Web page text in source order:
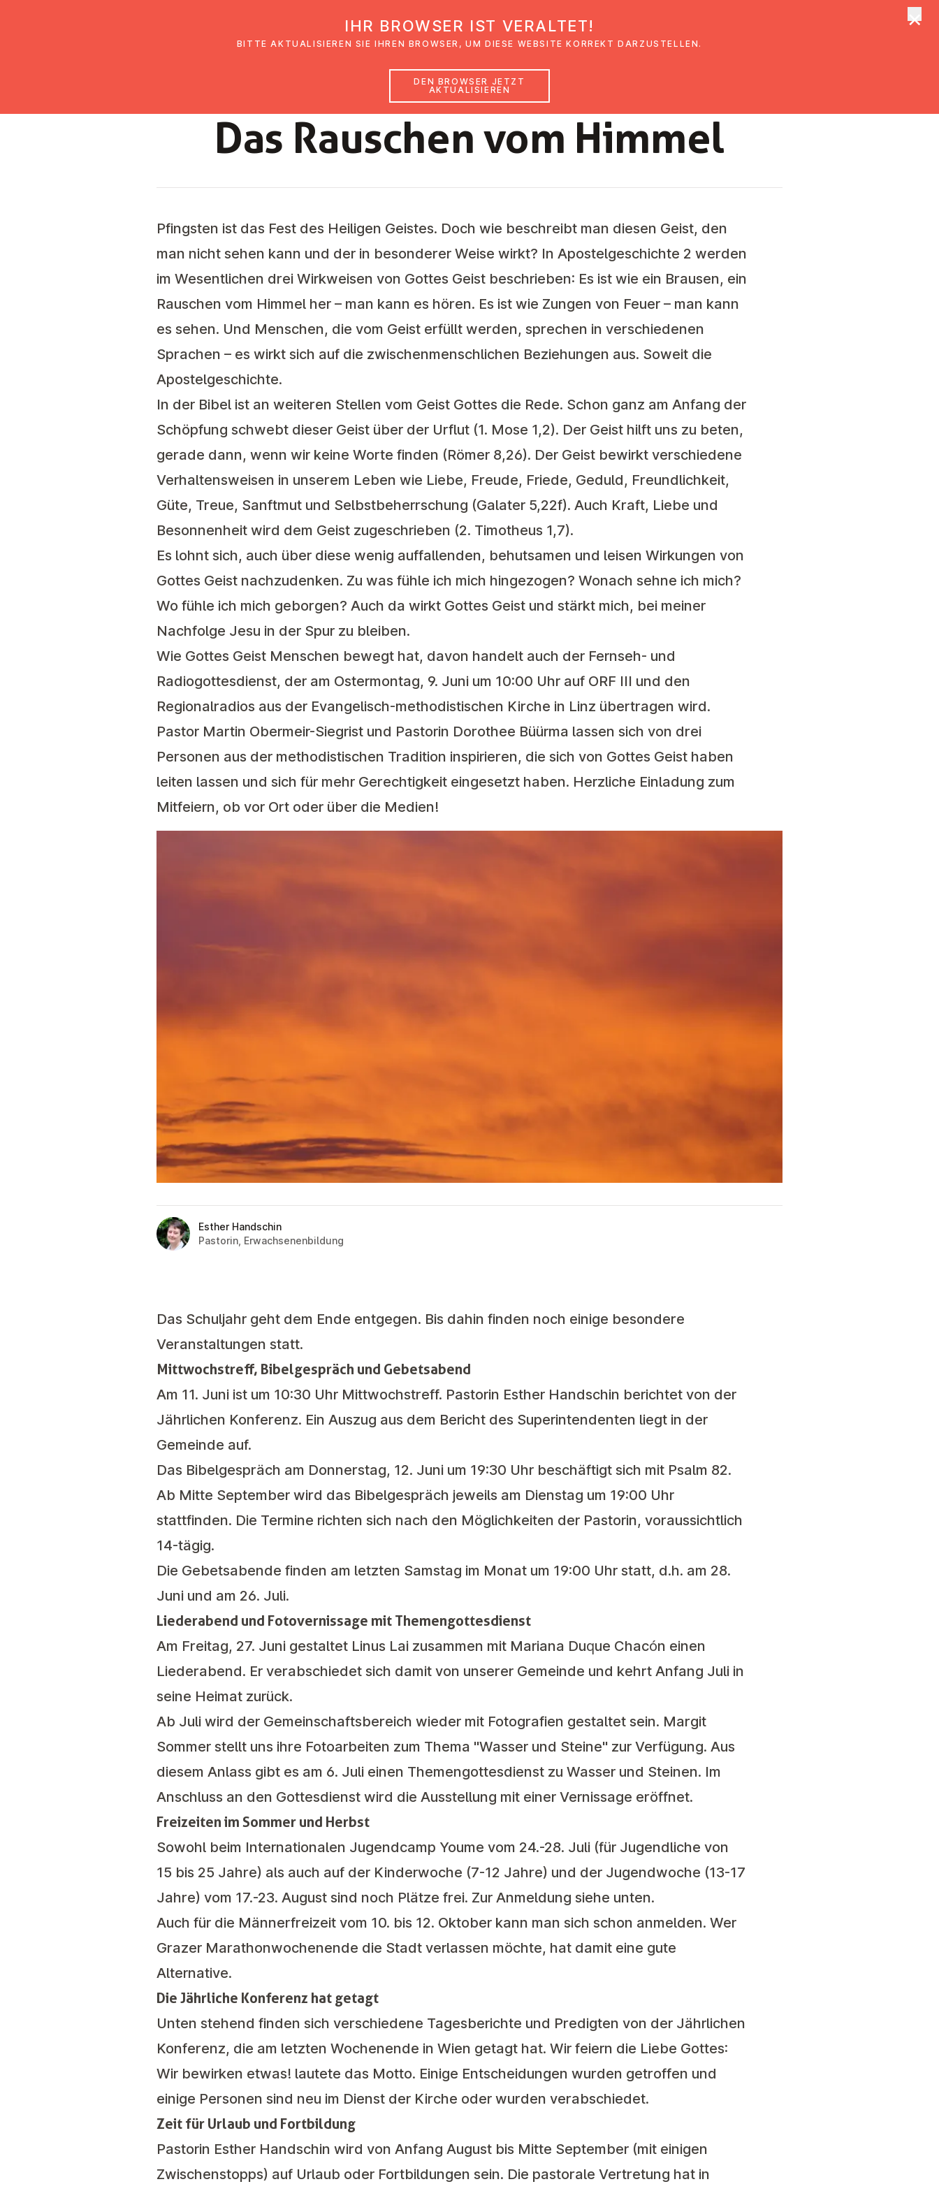
Glaubensimpulse News Veranstaltungen
Das Rauschen vom Himmel
GEMEINDENACHRICHTEN GRAZ JUNI - JULI 2025
Pfingsten ist das Fest des Heiligen Geistes. Doch wie beschreibt man diesen Geist, den
man nicht sehen kann und der in besonderer Weise wirkt? In Apostelgeschichte 2 werden
im Wesentlichen drei Wirkweisen von Gottes Geist beschrieben: Es ist wie ein Brausen, ein
Rauschen vom Himmel her – man kann es hören. Es ist wie Zungen von Feuer – man kann
es sehen. Und Menschen, die vom Geist erfüllt werden, sprechen in verschiedenen
Sprachen – es wirkt sich auf die zwischenmenschlichen Beziehungen aus. Soweit die
Apostelgeschichte.
In der Bibel ist an weiteren Stellen vom Geist Gottes die Rede. Schon ganz am Anfang der
Schöpfung schwebt dieser Geist über der Urflut (1. Mose 1,2). Der Geist hilft uns zu beten,
gerade dann, wenn wir keine Worte finden (Römer 8,26). Der Geist bewirkt verschiedene
Verhaltensweisen in unserem Leben wie Liebe, Freude, Friede, Geduld, Freundlichkeit,
Güte, Treue, Sanftmut und Selbstbeherrschung (Galater 5,22f). Auch Kraft, Liebe und
Besonnenheit wird dem Geist zugeschrieben (2. Timotheus 1,7).
Es lohnt sich, auch über diese wenig auffallenden, behutsamen und leisen Wirkungen von
Gottes Geist nachzudenken. Zu was fühle ich mich hingezogen? Wonach sehne ich mich?
Wo fühle ich mich geborgen? Auch da wirkt Gottes Geist und stärkt mich, bei meiner
Nachfolge Jesu in der Spur zu bleiben.
Wie Gottes Geist Menschen bewegt hat, davon handelt auch der Fernseh- und
Radiogottesdienst, der am Ostermontag, 9. Juni um 10:00 Uhr auf ORF III und den
Regionalradios aus der Evangelisch-methodistischen Kirche in Linz übertragen wird.
Pastor Martin Obermeir-Siegrist und Pastorin Dorothee Büürma lassen sich von drei
Personen aus der methodistischen Tradition inspirieren, die sich von Gottes Geist haben
leiten lassen und sich für mehr Gerechtigkeit eingesetzt haben. Herzliche Einladung zum
Mitfeiern, ob vor Ort oder über die Medien!
Esther Handschin
Pastorin, Erwachsenenbildung
Das Schuljahr geht dem Ende entgegen. Bis dahin finden noch einige besondere
Veranstaltungen statt.
Mittwochstreff, Bibelgespräch und Gebetsabend
Am 11. Juni ist um 10:30 Uhr Mittwochstreff. Pastorin Esther Handschin berichtet von der
Jährlichen Konferenz. Ein Auszug aus dem Bericht des Superintendenten liegt in der
Gemeinde auf.
Das Bibelgespräch am Donnerstag, 12. Juni um 19:30 Uhr beschäftigt sich mit Psalm 82.
Ab Mitte September wird das Bibelgespräch jeweils am Dienstag um 19:00 Uhr
stattfinden. Die Termine richten sich nach den Möglichkeiten der Pastorin, voraussichtlich
14-tägig.
Die Gebetsabende finden am letzten Samstag im Monat um 19:00 Uhr statt, d.h. am 28.
Juni und am 26. Juli.
Liederabend und Fotovernissage mit Themengottesdienst
Am Freitag, 27. Juni gestaltet Linus Lai zusammen mit Mariana Duque Chacón einen
Liederabend. Er verabschiedet sich damit von unserer Gemeinde und kehrt Anfang Juli in
seine Heimat zurück.
Ab Juli wird der Gemeinschaftsbereich wieder mit Fotografien gestaltet sein. Margit
Sommer stellt uns ihre Fotoarbeiten zum Thema "Wasser und Steine" zur Verfügung. Aus
diesem Anlass gibt es am 6. Juli einen Themengottesdienst zu Wasser und Steinen. Im
Anschluss an den Gottesdienst wird die Ausstellung mit einer Vernissage eröffnet.
Freizeiten im Sommer und Herbst
Sowohl beim Internationalen Jugendcamp Youme vom 24.-28. Juli (für Jugendliche von
15 bis 25 Jahre) als auch auf der Kinderwoche (7-12 Jahre) und der Jugendwoche (13-17
Jahre) vom 17.-23. August sind noch Plätze frei. Zur Anmeldung siehe unten.
Auch für die Männerfreizeit vom 10. bis 12. Oktober kann man sich schon anmelden. Wer
Grazer Marathonwochenende die Stadt verlassen möchte, hat damit eine gute
Alternative.
Die Jährliche Konferenz hat getagt
Unten stehend finden sich verschiedene Tagesberichte und Predigten von der Jährlichen
Konferenz, die am letzten Wochenende in Wien getagt hat. Wir feiern die Liebe Gottes:
Wir bewirken etwas! lautete das Motto. Einige Entscheidungen wurden getroffen und
einige Personen sind neu im Dienst der Kirche oder wurden verabschiedet.
Zeit für Urlaub und Fortbildung
Pastorin Esther Handschin wird von Anfang August bis Mitte September (mit einigen
Zwischenstopps) auf Urlaub oder Fortbildungen sein. Die pastorale Vertretung hat in
IHR BROWSER IST VERALTET!
BITTE AKTUALISIEREN SIE IHREN BROWSER, UM DIESE WEBSITE KORREKT DARZUSTELLEN.
DEN BROWSER JETZT
AKTUALISIEREN
×